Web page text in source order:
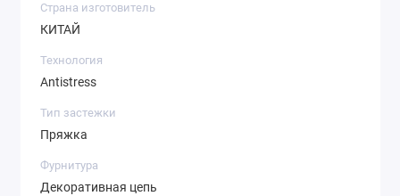
Страна изготовитель
КИТАЙ
Технология
Antistress
Тип застежки
Пряжка
Фурнитура
Декоративная цепь